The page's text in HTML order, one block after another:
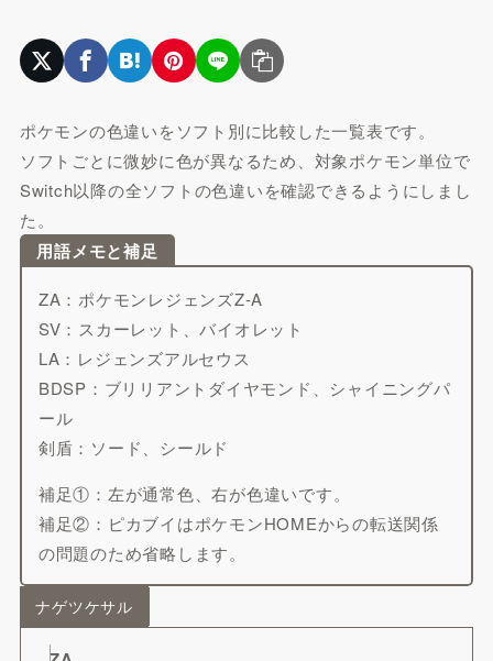
ポケモンの色違いをソフト別に比較した一覧表です。
ソフトごとに微妙に色が異なるため、対象ポケモン単位で
Switch以降の全ソフトの色違いを確認できるようにしまし
た。
用語メモと補足
ZA：ポケモンレジェンズZ-A
SV：スカーレット、バイオレット
LA：レジェンズアルセウス
BDSP：ブリリアントダイヤモンド、シャイニングパ
ール
剣盾：ソード、シールド
補足①：左が通常色、右が色違いです。
補足②：ピカブイはポケモンHOMEからの転送関係
の問題のため省略します。
ナゲツケサル